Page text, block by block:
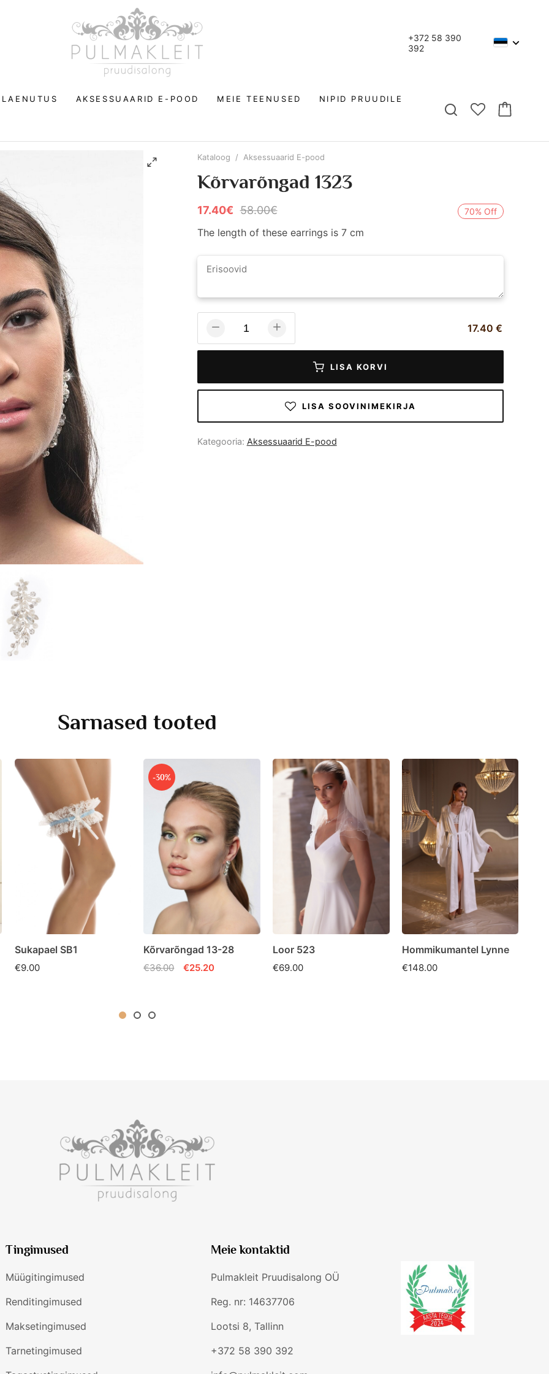
+372 58 390
392
AKSESSUAARID E-POOD MEIE TEENUSED NIPID PRUUDILE
Kataloog / Aksessuaarid E-pood
Kõrvarõngad 1323
17.40€ 58.00€ 70% Off
The length of these earrings is 7 cm
17.40 €
LISA KORVI
LISA SOOVINIMEKIRJA
Kategooria: Aksessuaarid E-pood
Sarnased tooted
Sukapael SB1
€9.00
-30%
Kõrvarõngad 13-28
€36.00 €25.20
Loor 523
€69.00
Hommikumantel Lynne
€148.00
Tingimused
Müügitingimused
Renditingimused
Maksetingimused
Tarnetingimused
Meie kontaktid
Pulmakleit Pruudisalong OÜ
Reg. nr: 14637706
Lootsi 8, Tallinn
+372 58 390 392